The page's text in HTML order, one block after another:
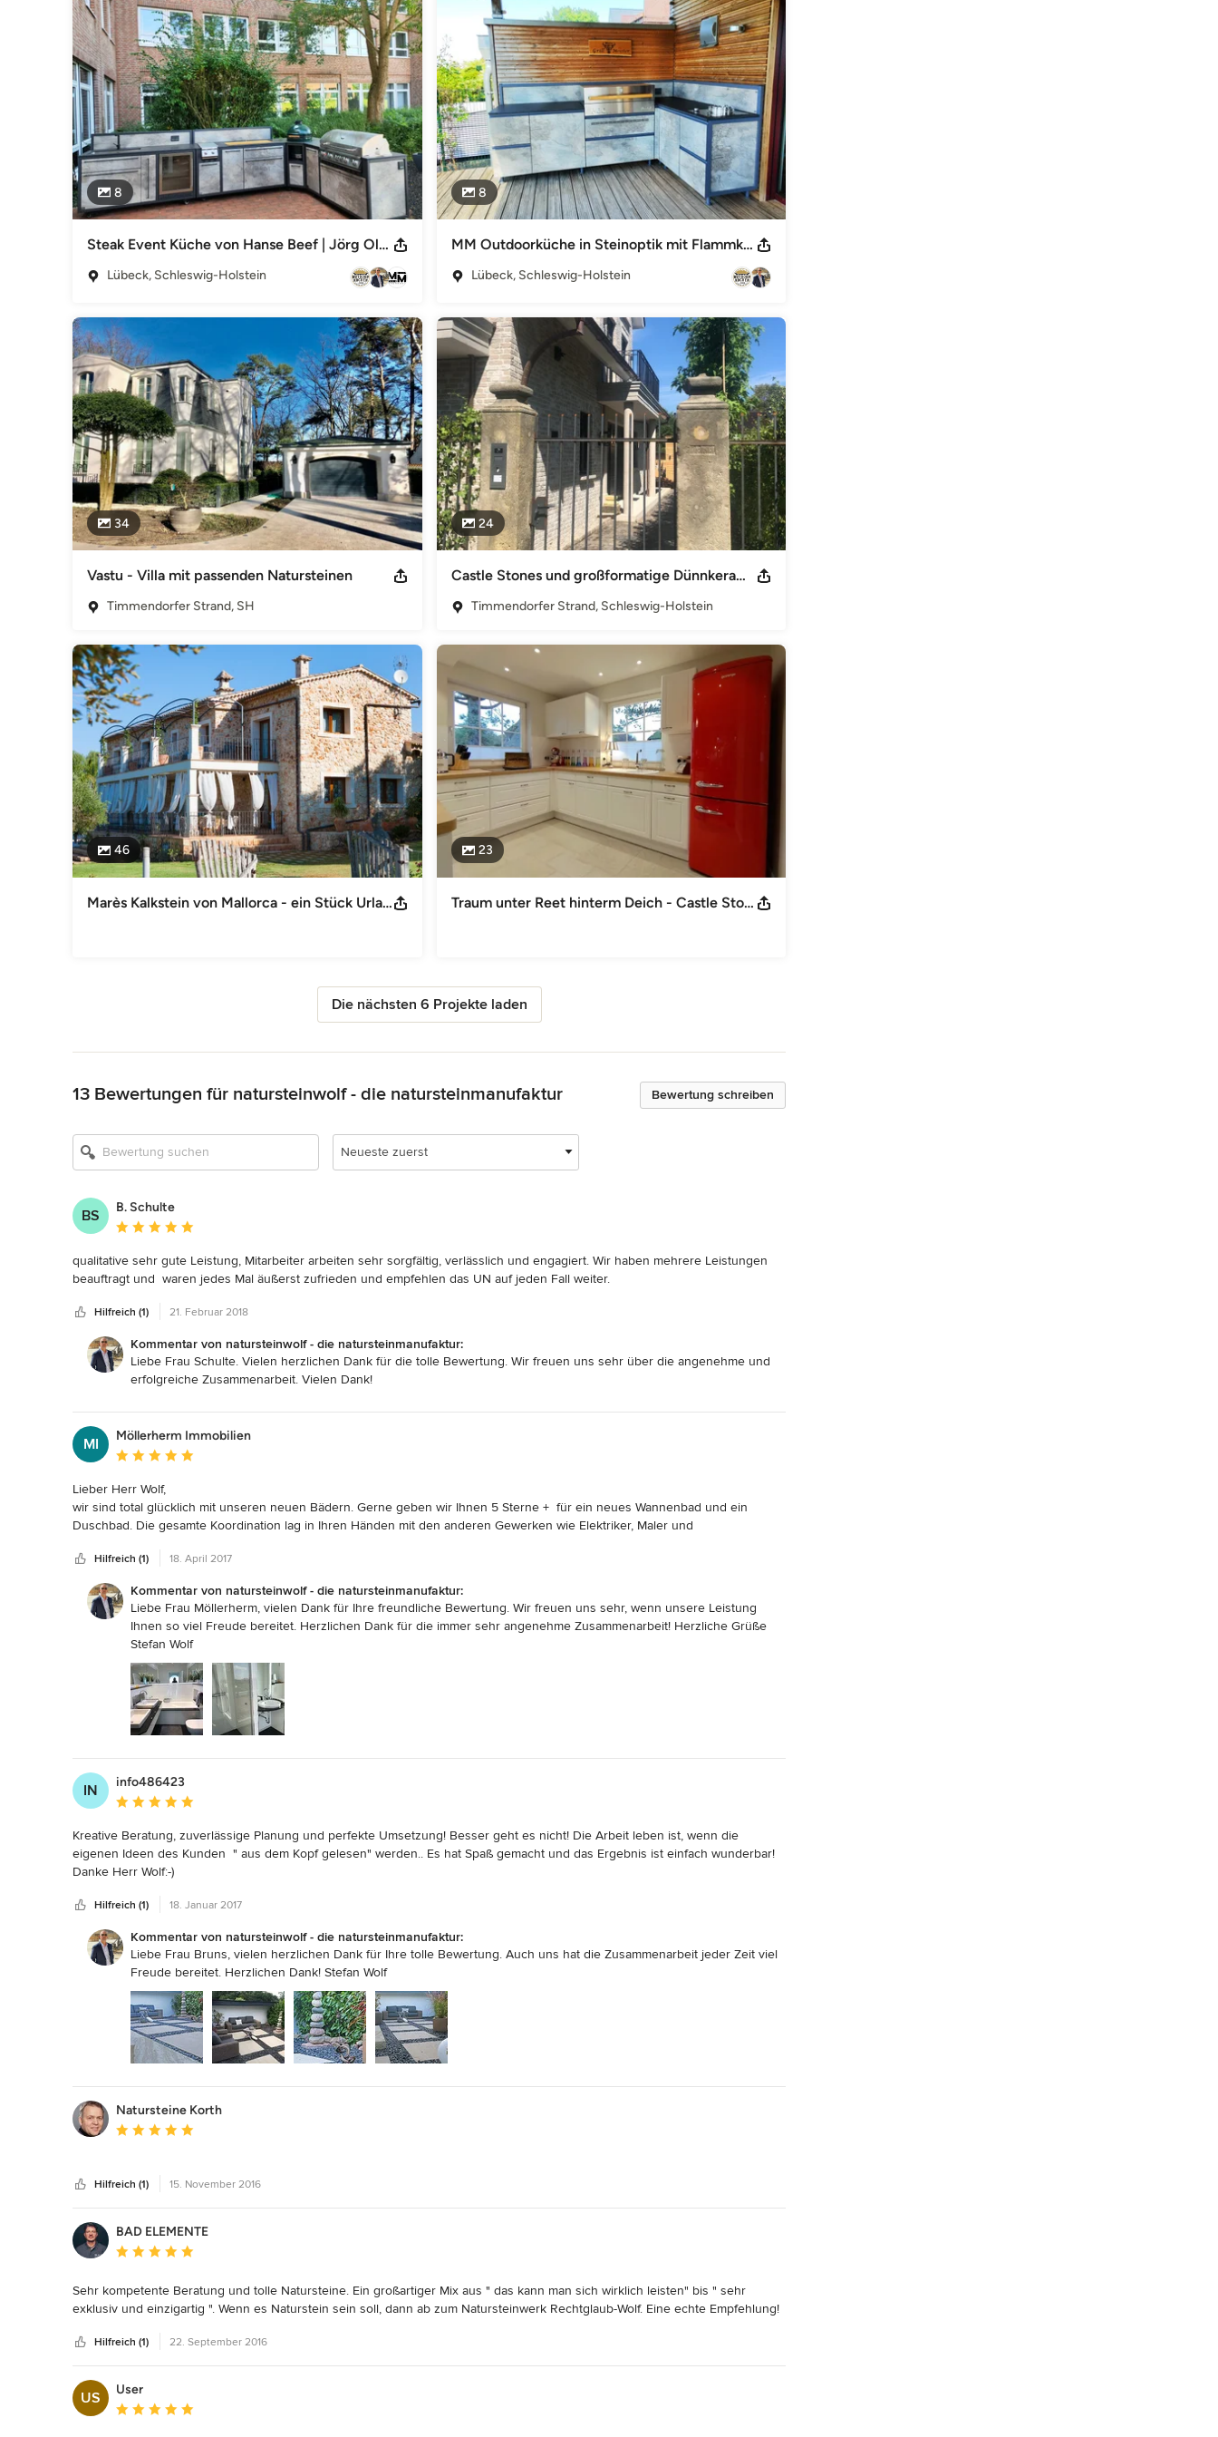
Regionale und Internationale Natursteine, moderne Quarzkomposite sowie großformatige Keramik, über eine hochwertige
Produktionen
und eine fachliche Ausführungen erfüllen die Ansprüche unserer Kunden und Partnerunternehmen.
Wir sind gerne für Sie tätig - von Hamburg bis Sylt und von Flensburg bis Rügen - Wismar, Schwerin, Kiel, Husum und
Ahrensburg in Marmor, Granit, Kalkstein, Schiefer und Sandstein sowie auserwählten weiteren hochwertigen Produkten wie
Castle Stones, Terrazzo, und Terrakotta usw.
Auszeichnungen:
vorhanden :)
Impressum
natursteinwolf GmbH & Co. KG Naturstein.Kontor.Lübeck Travemünder Allee 34 23568 Hansestadt Lübeck www.naturstein-
wolf.de Projekt.Kontor.Hamburg Domstraße 10 20095 Hansestadt Hamburg www.natursteinwolf.hamburg
Material.Kontor.Hamburg - Naturstein.Austellung - Osdorfer Landstrasse 233 22549 Hansestadt Hamburg
www.natursteinwolf.hamburg Material.Wolf.Lübeck - Exklusive Baustoffe - Travemünder Allee 34 23568 Hansestadt Lübeck
www.materialkontor-luebeck.de Naturstein.Werk.Selmsdorf An der Trave 8 + 16 23923 Selmsdorf www.naturstein-werk.de
Naturstein.Vertrieb.Ostholstein Messenkamp 18 23684 Scharbeutz www.naturstein-ostholstein.de Geschäftsführer Andreas
Kategorie
Fliesen, Naturstein & Arbeitsplatten
8
Steak Event Küche von Hanse Beef | Jörg Oldekop
Lübeck, Schleswig-Holstein
8
MM Outdoorküche in Steinoptik mit Flammkraft Grill
Lübeck, Schleswig-Holstein
34
Vastu - Villa mit passenden Natursteinen
Timmendorfer Strand, SH
24
Castle Stones und großformatige Dünnkeramik in Timmendorfer Strand
Timmendorfer Strand, Schleswig-Holstein
46
Marès Kalkstein von Mallorca - ein Stück Urlaubsfeeling für Zuhause
23
Traum unter Reet hinterm Deich - Castle Stones in St. Peter-Ording
Die nächsten 6 Projekte laden
Bewertung schreiben
13 Bewertungen für natursteinwolf - die natursteinmanufaktur
Neueste zuerst
BS
B. Schulte
Durchschnittliche Bewertung: 5 von 5 Sternen
qualitative sehr gute Leistung, Mitarbeiter arbeiten sehr sorgfältig, verlässlich und engagiert. Wir haben mehrere Leistungen
beauftragt und  waren jedes Mal äußerst zufrieden und empfehlen das UN auf jeden Fall weiter.
Hilfreich (1) 21. Februar 2018
Kommentar von natursteinwolf - die natursteinmanufaktur:
Liebe Frau Schulte. Vielen herzlichen Dank für die tolle Bewertung. Wir freuen uns sehr über die angenehme und
erfolgreiche Zusammenarbeit. Vielen Dank!
MI
Möllerherm Immobilien
Durchschnittliche Bewertung: 5 von 5 Sternen
Lieber Herr Wolf,
wir sind total glücklich mit unseren neuen Bädern. Gerne geben wir Ihnen 5 Sterne +  für ein neues Wannenbad und ein
Duschbad. Die gesamte Koordination lag in Ihren Händen mit den anderen Gewerken wie Elektriker, Maler und
Team ist super nett, sehr kompetent und hat eine Toparbeit erbracht. Da wir erst Anfang Februar sehr kurzfristig planten, beide
Bäder in unserer Ferienwohnung neu zu gestalten, war der Zeitrahmen sehr eng gesteckt. Sie sagten von Anfang an "wir
schaffen das "!  Herzlichen Dank Ihnen und Ihrem Team! Die Weiterempfehlung ist gesichert.
Liebe Grüße
Anne und Leo Möllerherm
Hilfreich (1) 18. April 2017
Kommentar von natursteinwolf - die natursteinmanufaktur:
Liebe Frau Möllerherm, vielen Dank für Ihre freundliche Bewertung. Wir freuen uns sehr, wenn unsere Leistung
Ihnen so viel Freude bereitet. Herzlichen Dank für die immer sehr angenehme Zusammenarbeit! Herzliche Grüße
Stefan Wolf
IN
info486423
Durchschnittliche Bewertung: 5 von 5 Sternen
Kreative Beratung, zuverlässige Planung und perfekte Umsetzung! Besser geht es nicht! Die Arbeit leben ist, wenn die
eigenen Ideen des Kunden  " aus dem Kopf gelesen" werden.. Es hat Spaß gemacht und das Ergebnis ist einfach wunderbar!
Danke Herr Wolf:-)
Hilfreich (1) 18. Januar 2017
Kommentar von natursteinwolf - die natursteinmanufaktur:
Liebe Frau Bruns, vielen herzlichen Dank für Ihre tolle Bewertung. Auch uns hat die Zusammenarbeit jeder Zeit viel
Freude bereitet. Herzlichen Dank! Stefan Wolf
Natursteine Korth
Durchschnittliche Bewertung: 5 von 5 Sternen
Hilfreich (1) 15. November 2016
BAD ELEMENTE
Durchschnittliche Bewertung: 5 von 5 Sternen
Sehr kompetente Beratung und tolle Natursteine. Ein großartiger Mix aus " das kann man sich wirklich leisten" bis " sehr
exklusiv und einzigartig ". Wenn es Naturstein sein soll, dann ab zum Natursteinwerk Rechtglaub-Wolf. Eine echte Empfehlung!
Hilfreich (1) 22. September 2016
US
User
Durchschnittliche Bewertung: 5 von 5 Sternen